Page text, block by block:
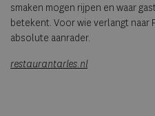
smaken mogen rijpen en waar
betekent. Voor wie verlangt naar
absolute aanrader.
restaurantarles.nl